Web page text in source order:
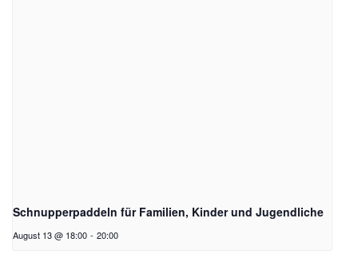
Schnupperpaddeln für Familien, Kinder und Jugendliche
August 13 @ 18:00 - 20:00